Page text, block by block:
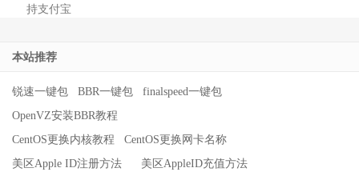
持支付宝
本站推荐
锐速一键包 BBR一键包
finalspeed一键包
OpenVZ安装BBR教程
CentOS更换内核教程
CentOS更换网卡名称
美区Apple ID注册方法
美区AppleID充值方法